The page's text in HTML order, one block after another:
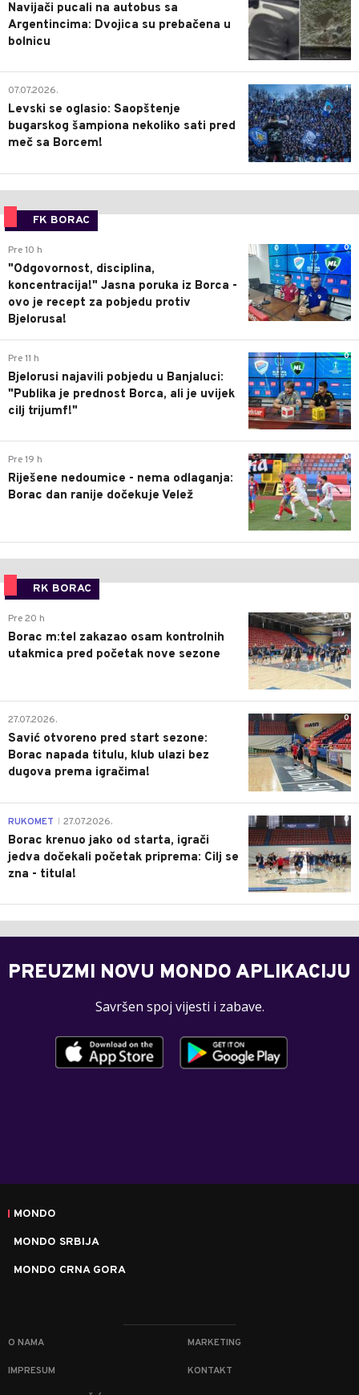
Navijači pucali na autobus sa
Argentincima: Dvojica su prebačena u
bolnicu
1
07.07.2026.
Levski se oglasio: Saopštenje
bugarskog šampiona nekoliko sati pred
meč sa Borcem!
FK BORAC
0
Pre 10 h
"Odgovornost, disciplina,
koncentracija!" Jasna poruka iz Borca -
ovo je recept za pobjedu protiv
Bjelorusa!
0
Pre 11 h
Bjelorusi najavili pobjedu u Banjaluci:
"Publika je prednost Borca, ali je uvijek
cilj trijumf!"
0
Pre 19 h
Riješene nedoumice - nema odlaganja:
Borac dan ranije dočekuje Velež
RK BORAC
0
Pre 20 h
Borac m:tel zakazao osam kontrolnih
utakmica pred početak nove sezone
0
27.07.2026.
Savić otvoreno pred start sezone:
Borac napada titulu, klub ulazi bez
dugova prema igračima!
0
RUKOMET 27.07.2026.
Borac krenuo jako od starta, igrači
jedva dočekali početak priprema: Cilj se
zna - titula!
PREUZMI NOVU MONDO APLIKACIJU
Savršen spoj vijesti i zabave.
MONDO
MONDO SRBIJA
MONDO CRNA GORA
O NAMA MARKETING
IMPRESUM KONTAKT